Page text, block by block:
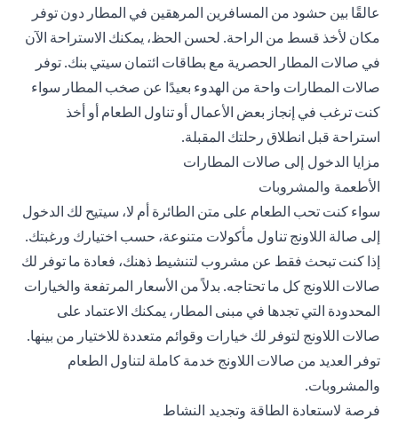
عالقًا بين حشود من المسافرين المرهقين في المطار دون توفر
مكان لأخذ قسط من الراحة. لحسن الحظ، يمكنك الاستراحة الآن
في صالات المطار الحصرية مع بطاقات ائتمان سيتي بنك. توفر
صالات المطارات واحة من الهدوء بعيدًا عن صخب المطار سواء
كنت ترغب في إنجاز بعض الأعمال أو تناول الطعام أو أخذ
استراحة قبل انطلاق رحلتك المقبلة.
مزايا الدخول إلى صالات المطارات
الأطعمة والمشروبات
سواء كنت تحب الطعام على متن الطائرة أم لا، سيتيح لك الدخول
إلى صالة اللاونج تناول مأكولات متنوعة، حسب اختيارك ورغبتك.
إذا كنت تبحث فقط عن مشروب لتنشيط ذهنك، فعادة ما توفر لك
صالات اللاونج كل ما تحتاجه. بدلاً من الأسعار المرتفعة والخيارات
المحدودة التي تجدها في مبنى المطار، يمكنك الاعتماد على
صالات اللاونج لتوفر لك خيارات وقوائم متعددة للاختيار من بينها.
توفر العديد من صالات اللاونج خدمة كاملة لتناول الطعام
والمشروبات.
فرصة لاستعادة الطاقة وتجديد النشاط